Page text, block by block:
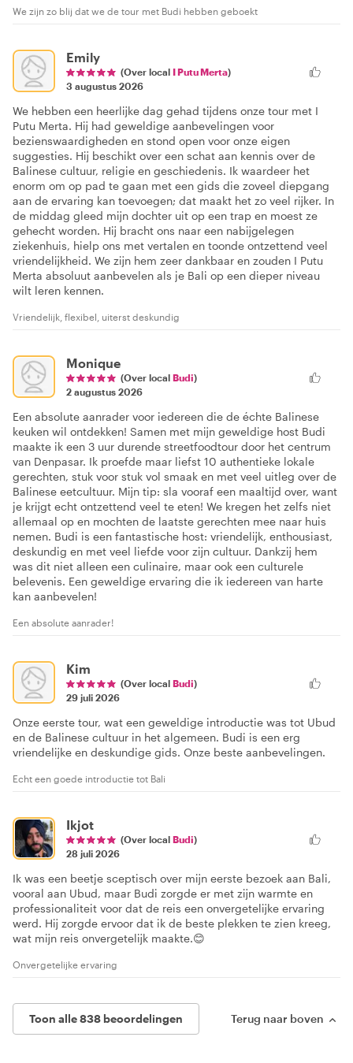
We zijn zo blij dat we de tour met Budi hebben geboekt
Emily
(Over local I Putu Merta)
3 augustus 2026
We hebben een heerlijke dag gehad tijdens onze tour met I
Putu Merta. Hij had geweldige aanbevelingen voor
bezienswaardigheden en stond open voor onze eigen
suggesties. Hij beschikt over een schat aan kennis over de
Balinese cultuur, religie en geschiedenis. Ik waardeer het
enorm om op pad te gaan met een gids die zoveel diepgang
aan de ervaring kan toevoegen; dat maakt het zo veel rijker. In
de middag gleed mijn dochter uit op een trap en moest ze
gehecht worden. Hij bracht ons naar een nabijgelegen
ziekenhuis, hielp ons met vertalen en toonde ontzettend veel
vriendelijkheid. We zijn hem zeer dankbaar en zouden I Putu
Merta absoluut aanbevelen als je Bali op een dieper niveau
wilt leren kennen.
Vriendelijk, flexibel, uiterst deskundig
Monique
(Over local Budi)
2 augustus 2026
Een absolute aanrader voor iedereen die de échte Balinese
keuken wil ontdekken! Samen met mijn geweldige host Budi
maakte ik een 3 uur durende streetfoodtour door het centrum
van Denpasar. Ik proefde maar liefst 10 authentieke lokale
gerechten, stuk voor stuk vol smaak en met veel uitleg over de
Balinese eetcultuur. Mijn tip: sla vooraf een maaltijd over, want
je krijgt echt ontzettend veel te eten! We kregen het zelfs niet
allemaal op en mochten de laatste gerechten mee naar huis
nemen. Budi is een fantastische host: vriendelijk, enthousiast,
deskundig en met veel liefde voor zijn cultuur. Dankzij hem
was dit niet alleen een culinaire, maar ook een culturele
belevenis. Een geweldige ervaring die ik iedereen van harte
kan aanbevelen!
Een absolute aanrader!
Kim
(Over local Budi)
29 juli 2026
Onze eerste tour, wat een geweldige introductie was tot Ubud
en de Balinese cultuur in het algemeen. Budi is een erg
vriendelijke en deskundige gids. Onze beste aanbevelingen.
Echt een goede introductie tot Bali
Ikjot
(Over local Budi)
28 juli 2026
Ik was een beetje sceptisch over mijn eerste bezoek aan Bali,
vooral aan Ubud, maar Budi zorgde er met zijn warmte en
professionaliteit voor dat de reis een onvergetelijke ervaring
werd. Hij zorgde ervoor dat ik de beste plekken te zien kreeg,
wat mijn reis onvergetelijk maakte.😊
Onvergetelijke ervaring
Toon alle 838 beoordelingen Terug naar boven